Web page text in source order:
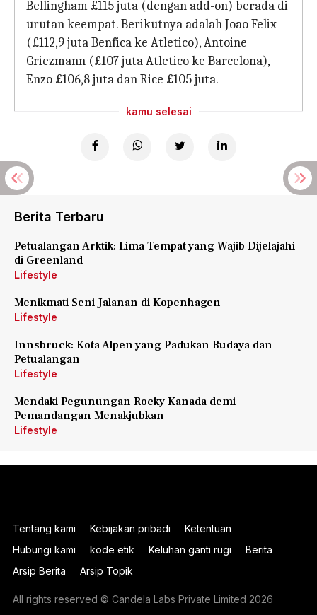
Bellingham £115 juta (dengan add-on) berada di
urutan keempat. Berikutnya adalah Joao Felix
(£112,9 juta Benfica ke Atletico), Antoine
Griezmann (£107 juta Atletico ke Barcelona),
Enzo £106,8 juta dan Rice £105 juta.
kamu selesai
Berita Terbaru
Petualangan Arktik: Lima Tempat yang Wajib Dijelajahi
di Greenland
Lifestyle
Menikmati Seni Jalanan di Kopenhagen
Lifestyle
Innsbruck: Kota Alpen yang Padukan Budaya dan
Petualangan
Lifestyle
Mendaki Pegunungan Rocky Kanada demi
Pemandangan Menakjubkan
Lifestyle
Tentang kami Kebijakan pribadi
Ketentuan
Hubungi kami
kode etik Keluhan ganti rugi
Berita
Arsip Berita
Arsip Topik
All rights reserved © Candela Labs Private Limited 2026